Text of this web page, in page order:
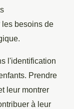
les besoins de
l'identification
Prendre
leur montrer
à leur